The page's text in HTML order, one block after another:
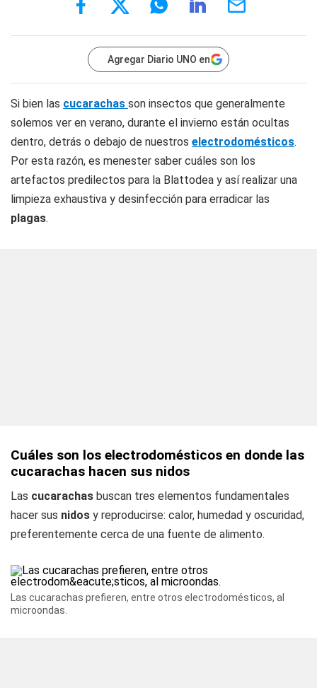
Agregar Diario UNO en
Si bien las cucarachas son insectos que generalmente
solemos ver en verano, durante el invierno están ocultas
dentro, detrás o debajo de nuestros electrodomésticos.
Por esta razón, es menester saber cuáles son los
artefactos predilectos para la Blattodea y así realizar una
limpieza exhaustiva y desinfección para erradicar las
plagas.
Cuáles son los electrodomésticos en donde las
cucarachas hacen sus nidos
Las cucarachas buscan tres elementos fundamentales
hacer sus nidos y reproducirse: calor, humedad y oscuridad,
preferentemente cerca de una fuente de alimento.
Las cucarachas prefieren, entre otros electrodomésticos, al
microondas.